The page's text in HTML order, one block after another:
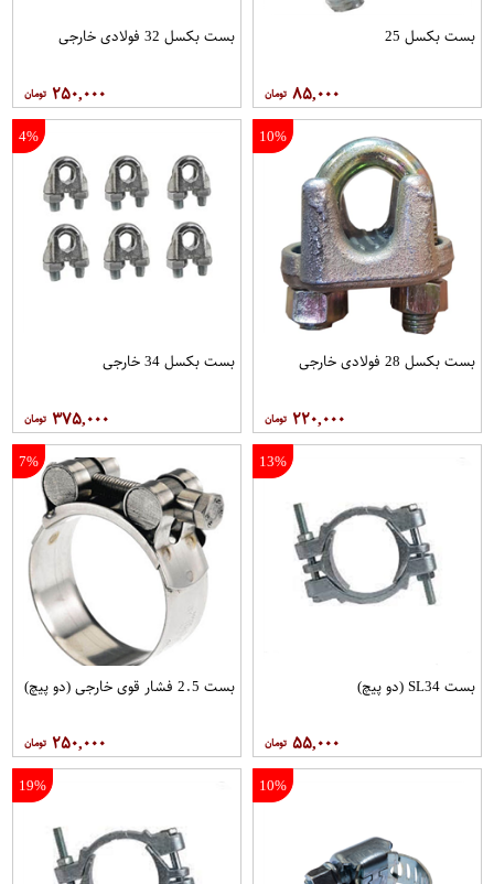
بست بکسل 25
۸۵,۰۰۰
بست بکسل 32 فولادی خارجی
۲۵۰,۰۰۰
10%
بست بکسل 28 فولادی خارجی
۲۲۰,۰۰۰
4%
بست بکسل 34 خارجی
۳۷۵,۰۰۰
13%
بست SL34 (دو پیچ)
۵۵,۰۰۰
7%
بست 2.5 فشار قوی خارجی (دو پیچ)
۲۵۰,۰۰۰
10%
19%